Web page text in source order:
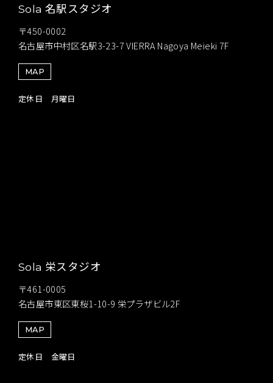
Sola 名駅スタジオ
〒450-0002
名古屋市中村区名駅3-23-7 VIERRA Nagoya Meieki 7F
MAP
定休日 月曜日
Sola 栄スタジオ
〒461-0005
名古屋市東区東桜1-10-9 栄プラザビル2F
MAP
定休日 金曜日